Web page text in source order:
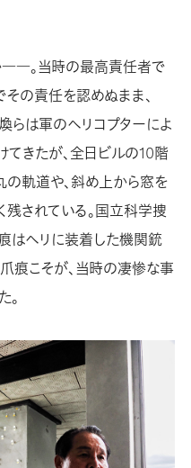
。当時の最高責任者で
の責任を認めぬまま、
らは軍のヘリコプターによ
きたが、全日ビルの10階
の軌道や、斜め上から窓を
されている。国立科学捜
はヘリに装着した機関銃
痕こそが、当時の凄惨な事
。